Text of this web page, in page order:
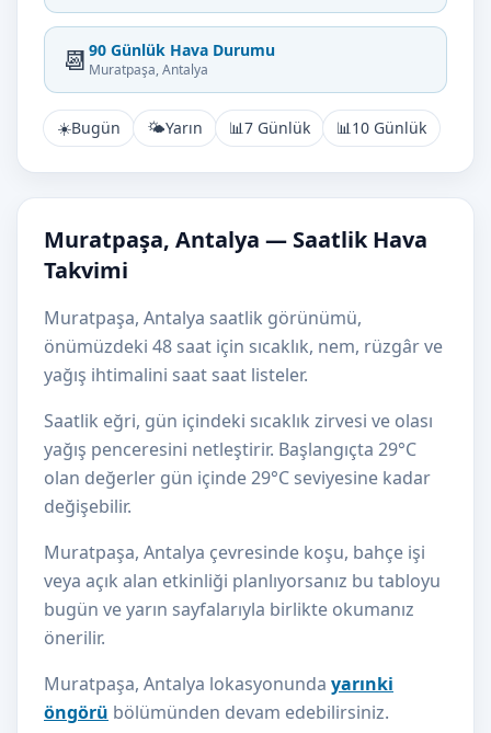
📆 90 Günlük Hava Durumu
Muratpaşa, Antalya
☀️Bugün 🌤️Yarın 📊7 Günlük 📊10 Günlük
Muratpaşa, Antalya — Saatlik Hava
Takvimi
Muratpaşa, Antalya saatlik görünümü,
önümüzdeki 48 saat için sıcaklık, nem, rüzgâr ve
yağış ihtimalini saat saat listeler.
Saatlik eğri, gün içindeki sıcaklık zirvesi ve olası
yağış penceresini netleştirir. Başlangıçta 29°C
olan değerler gün içinde 29°C seviyesine kadar
değişebilir.
Muratpaşa, Antalya çevresinde koşu, bahçe işi
veya açık alan etkinliği planlıyorsanız bu tabloyu
bugün ve yarın sayfalarıyla birlikte okumanız
önerilir.
Muratpaşa, Antalya lokasyonunda yarınki
öngörü bölümünden devam edebilirsiniz.